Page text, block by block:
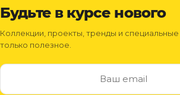
Будьте в курсе нового
Коллекции, проекты, тренды и
только полезное.